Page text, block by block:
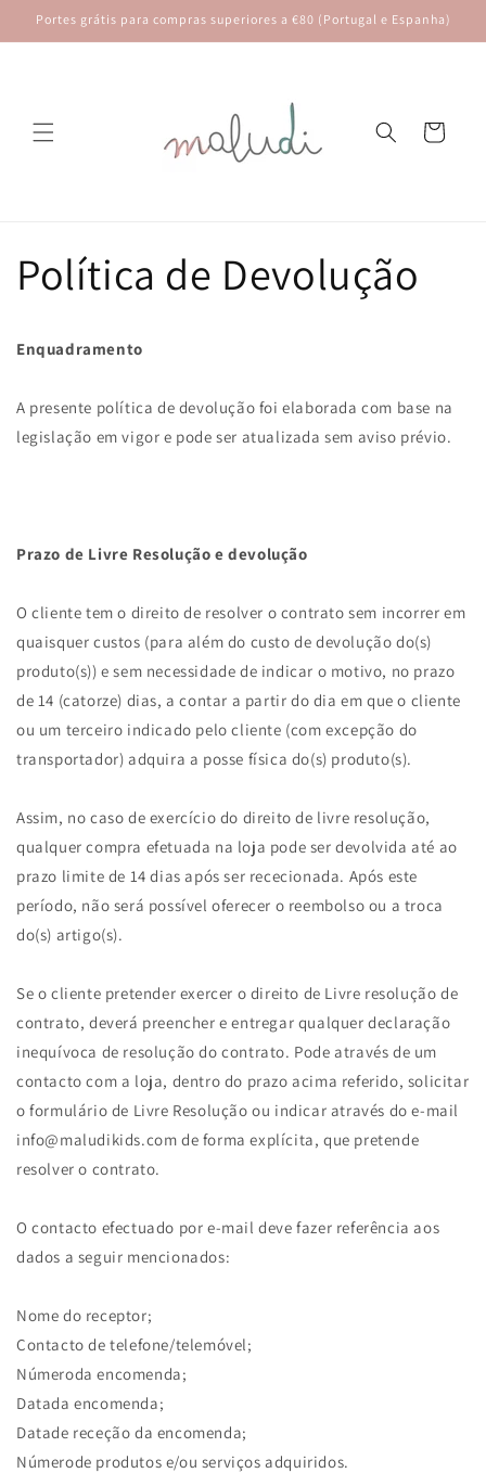
para o
conteúdo
Portes grátis para compras superiores a €80 (Portugal e Espanha)
Carrinho
Política de Devolução
Enquadramento
A presente política de devolução foi elaborada com base na
legislação em vigor e pode ser atualizada sem aviso prévio.
Prazo de Livre Resolução e devolução
O cliente tem o direito de resolver o contrato sem incorrer em
quaisquer custos (para além do custo de devolução do(s)
produto(s)) e sem necessidade de indicar o motivo, no prazo
de 14 (catorze) dias, a contar a partir do dia em que o cliente
ou um terceiro indicado pelo cliente (com excepção do
transportador) adquira a posse física do(s) produto(s).
Assim, no caso de exercício do direito de livre resolução,
qualquer compra efetuada na loja pode ser devolvida até ao
prazo limite de 14 dias após ser rececionada. Após este
período, não será possível oferecer o reembolso ou a troca
do(s) artigo(s).
Se o cliente pretender exercer o direito de Livre resolução de
contrato, deverá preencher e entregar qualquer declaração
inequívoca de resolução do contrato. Pode através de um
contacto com a loja, dentro do prazo acima referido, solicitar
o formulário de Livre Resolução ou indicar através do e-mail
info@maludikids.com de forma explícita, que pretende
resolver o contrato.
O contacto efectuado por e-mail deve fazer referência aos
dados a seguir mencionados:
Nome do receptor;
Contacto de telefone/telemóvel;
Númeroda encomenda;
Datada encomenda;
Datade receção da encomenda;
Númerode produtos e/ou serviços adquiridos.